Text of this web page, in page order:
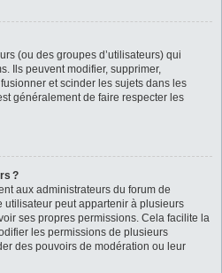
(ou des groupes d’utilisateurs) qui
Ils peuvent modifier, supprimer,
et scinder les sujets dans les
généralement de faire respecter les
?
aux administrateurs du forum de
peut appartenir à plusieurs
ses propres permissions. Cela facilite la
les permissions de plusieurs
des pouvoirs de modération ou leur